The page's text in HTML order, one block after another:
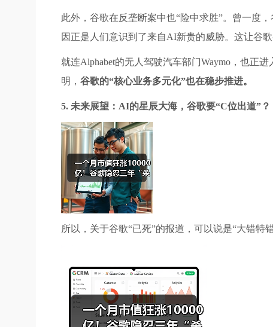
此外，谷歌在反垄断案中也“险中求胜”。曾一度
因正是人们意识到了来自AI新贵的威胁。这让谷
就连Alphabet的无人驾驶汽车部门Waymo，也正
明， 谷歌的“核心业务多元化”也在稳步推进。
5. 未来展望：AI的星辰大海，谷歌要“C位出道”？
所以，关于谷歌“已死”的报道，可以说是“大错特错